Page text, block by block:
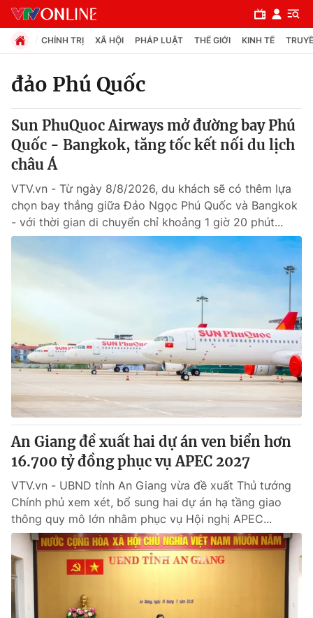
Chuyên mục
Chính trị
Pháp luật
Y tế
Thế giới đó đây
Câu chuyện quốc tế
Kinh tế
Tài chính
Thị trường
Góc doanh nghiệp
Dữ liệu và đời sống
Truyền hình
Phim VTV
Hậu trường
Nhân vật
Khán giả
Giải sao mai
Giải trí
Điện ảnh
Âm nhạc
Sao
Đời sống
Du lịch
Làm đẹp
Chất lượng cuộc sống
Giáo dục
Tuyển sinh
Học trực tuyến
Công nghệ
Hitech Công nghệ tương lai
CHÍNH TRỊ XÃ HỘI PHÁP LUẬT THẾ GIỚI KINH TẾ
đảo Phú Quốc
Sun PhuQuoc Airways mở đường bay Phú
Quốc - Bangkok, tăng tốc kết nối du lịch
châu Á
VTV.vn - Từ ngày 8/8/2026, du khách sẽ có thêm lựa
chọn bay thẳng giữa Đảo Ngọc Phú Quốc và Bangkok
- với thời gian di chuyển chỉ khoảng 1 giờ 20 phút...
An Giang đề xuất hai dự án ven biển hơn
16.700 tỷ đồng phục vụ APEC 2027
VTV.vn - UBND tỉnh An Giang vừa đề xuất Thủ tướng
Chính phủ xem xét, bổ sung hai dự án hạ tầng giao
thông quy mô lớn nhằm phục vụ Hội nghị APEC...